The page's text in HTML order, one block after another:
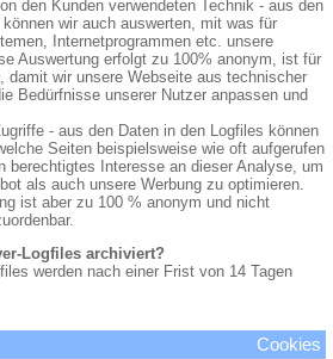
den Kunden verwendeten Technik - aus den
wir auch auswerten, mit was für
Internetprogrammen etc. unsere
Auswertung erfolgt zu 100% anonym, ist für
damit wir unsere Webseite aus technischer
Bedürfnisse unserer Nutzer anpassen und
- aus den Daten in den Logfiles können
Seiten beispielsweise wie oft aufgerufen
berechtigtes Interesse an dieser Analyse, um
als auch unsere Werbung zu optimieren.
ist aber zu 100 % anonym und nicht
Logfiles archiviert?
werden nach einer Frist von 14 Tagen
Cookies